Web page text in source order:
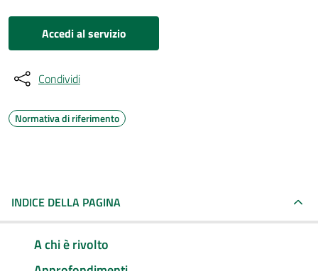
Accedi al servizio
Condividi
Normativa di riferimento
INDICE DELLA PAGINA
A chi è rivolto